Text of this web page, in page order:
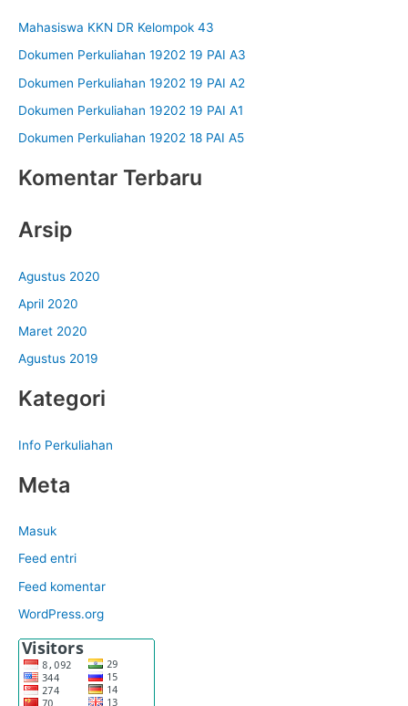
u
k
:
Mahasiswa KKN DR Kelompok 43
Dokumen Perkuliahan 19202 19 PAI A3
Dokumen Perkuliahan 19202 19 PAI A2
Dokumen Perkuliahan 19202 19 PAI A1
Dokumen Perkuliahan 19202 18 PAI A5
Komentar Terbaru
Arsip
Agustus 2020
April 2020
Maret 2020
Agustus 2019
Kategori
Info Perkuliahan
Meta
Masuk
Feed entri
Feed komentar
WordPress.org